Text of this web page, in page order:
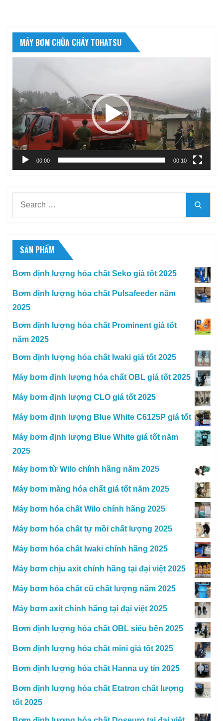
MÁY BƠM CHỮA CHÁY TOHATSU
Video
00:00 00:10
SẢN PHẨM
Bơm định lượng hóa chất Seko giá tốt 2025
Bơm định lượng hóa chất Pulsafeeder năm
2025
Bơm định lượng hóa chất Prominent giá tốt
năm 2025
Bơm định lượng hóa chất Iwaki giá tốt 2025
Máy bơm định lượng hóa chất OBL giá tốt 2025
Máy bơm định lượng CLO giá tốt 2025
Máy bơm định lượng Blue White C6125P giá tốt
Máy bơm định lượng Blue White giá tốt năm
2025
Máy bơm từ Wilo chính hãng năm 2025
Máy bơm màng hóa chất giá tốt năm 2025
Máy bơm hóa chất Wilo chính hãng 2025
Máy bơm hóa chất tự mồi chất lượng 2025
Máy bơm hóa chất Iwaki chính hãng 2025
Máy bơm chịu axit chính hãng tại đại việt 2025
Máy bơm hóa chất cũ chất lượng năm 2025
Máy bơm axit chính hãng tại đại việt 2025
Bơm định lượng hóa chất OBL siêu bền 2025
Bơm định lượng hóa chất mini giá tốt 2025
Bơm định lượng hóa chất Hanna uy tín 2025
Bơm định lượng hóa chất Etatron chất lượng
tốt 2025